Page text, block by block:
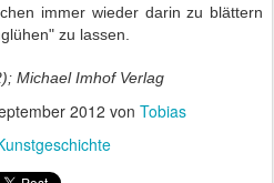
immer wieder darin zu blättern
zu lassen.
Michael Imhof Verlag
2012 von Tobias